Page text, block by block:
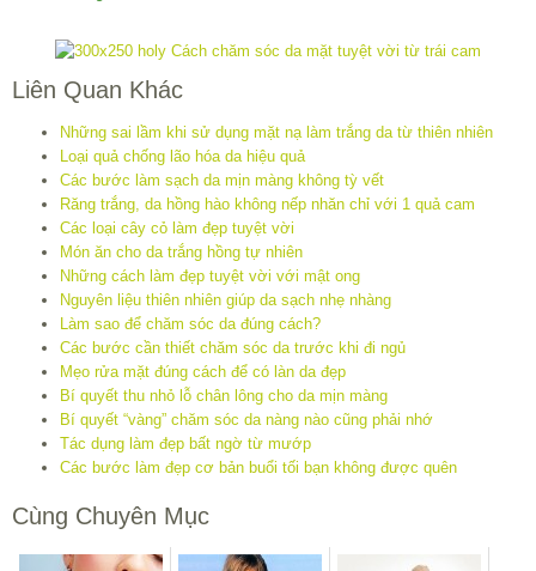
Liên Quan Khác
Những sai lầm khi sử dụng mặt nạ làm trắng da từ thiên nhiên
Loại quả chống lão hóa da hiệu quả
Các bước làm sạch da mịn màng không tỳ vết
Răng trắng, da hồng hào không nếp nhăn chỉ với 1 quả cam
Các loại cây cỏ làm đẹp tuyệt vời
Món ăn cho da trắng hồng tự nhiên
Những cách làm đẹp tuyệt vời với mật ong
Nguyên liệu thiên nhiên giúp da sạch nhẹ nhàng
Làm sao để chăm sóc da đúng cách?
Các bước cần thiết chăm sóc da trước khi đi ngủ
Mẹo rửa mặt đúng cách để có làn da đẹp
Bí quyết thu nhỏ lỗ chân lông cho da mịn màng
Bí quyết “vàng” chăm sóc da nàng nào cũng phải nhớ
Tác dụng làm đẹp bất ngờ từ mướp
Các bước làm đẹp cơ bản buổi tối bạn không được quên
Cùng Chuyên Mục